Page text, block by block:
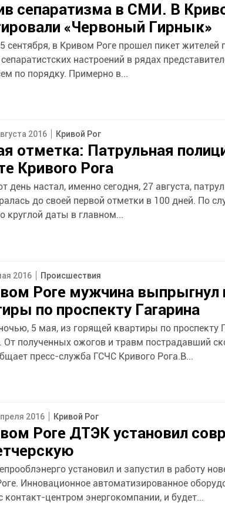
сепаратизма в СМИ. В
«Червоный Гирнык»
Кривом Роге прошел пикет жителей города против, как они
настроений в рядах
по порядку. Примерно в...
2016 Кривой Рог
отметка: Патрульная
Кривого Рога
день настал, именно сегодня, 27 августа,
до своей первой отметки в 100 дней. По
круглой даты в главном...
2016 Происшествия
Роге мужчина выпрыгнул
по проспекту Гагарина
5 мая, из горящей квартиры по проспекту
От полученных ожогов и травм пострадавший
пресс-служба ГСЧС Кривого Рога.В...
2016 Кривой Рог
Роге ДТЭК установил
установил и запустил в работу
Инновационное автоматизированное
контакт-центром энергокомпании, и будет...